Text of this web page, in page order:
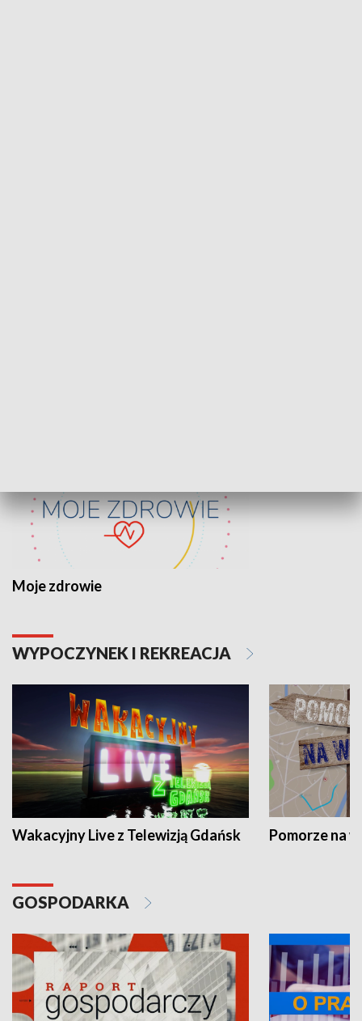
Moje zdrowie
WYPOCZYNEK I REKREACJA
Wakacyjny Live z Telewizją Gdańsk Pomorze na
GOSPODARKA